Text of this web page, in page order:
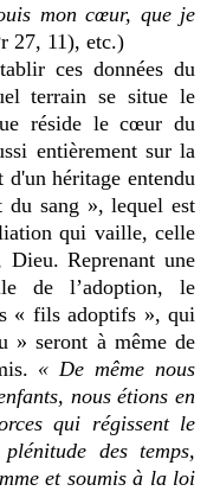
mon cœur, que je
27, 11), etc.)
ces données du
terrain se situe le
réside le cœur du
entièrement sur la
héritage entendu
sang », lequel est
qui vaille, celle
Reprenant une
de l’adoption, le
« fils adoptifs », qui
» seront à même de
« De même nous
nous étions en
qui régissent le
des temps,
et soumis à la loi